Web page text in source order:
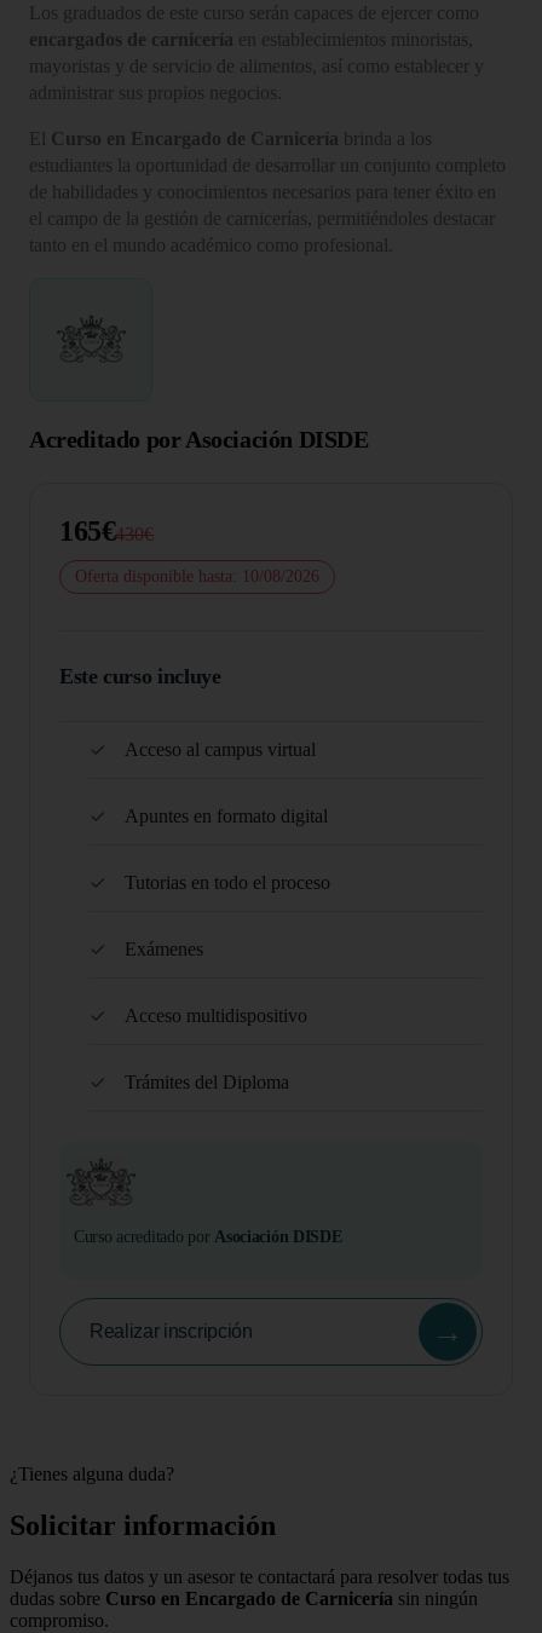
Los graduados de este curso serán capaces de ejercer como
encargados de carnicería en establecimientos minoristas,
mayoristas y de servicio de alimentos, así como establecer y
administrar sus propios negocios.
El Curso en Encargado de Carnicería brinda a los
estudiantes la oportunidad de desarrollar un conjunto completo
de habilidades y conocimientos necesarios para tener éxito en
el campo de la gestión de carnicerías, permitiéndoles destacar
tanto en el mundo académico como profesional.
Acreditado por Asociación DISDE
165€430€
Oferta disponible hasta: 10/08/2026
Este curso incluye
Acceso al campus virtual
Apuntes en formato digital
Tutorias en todo el proceso
Exámenes
Acceso multidispositivo
Trámites del Diploma
Curso acreditado porAsociación DISDE
Realizar inscripción →
¿Tienes alguna duda?
Solicitar información
Déjanos tus datos y un asesor te contactará para resolver todas tus
dudas sobre Curso en Encargado de Carnicería sin ningún
compromiso.